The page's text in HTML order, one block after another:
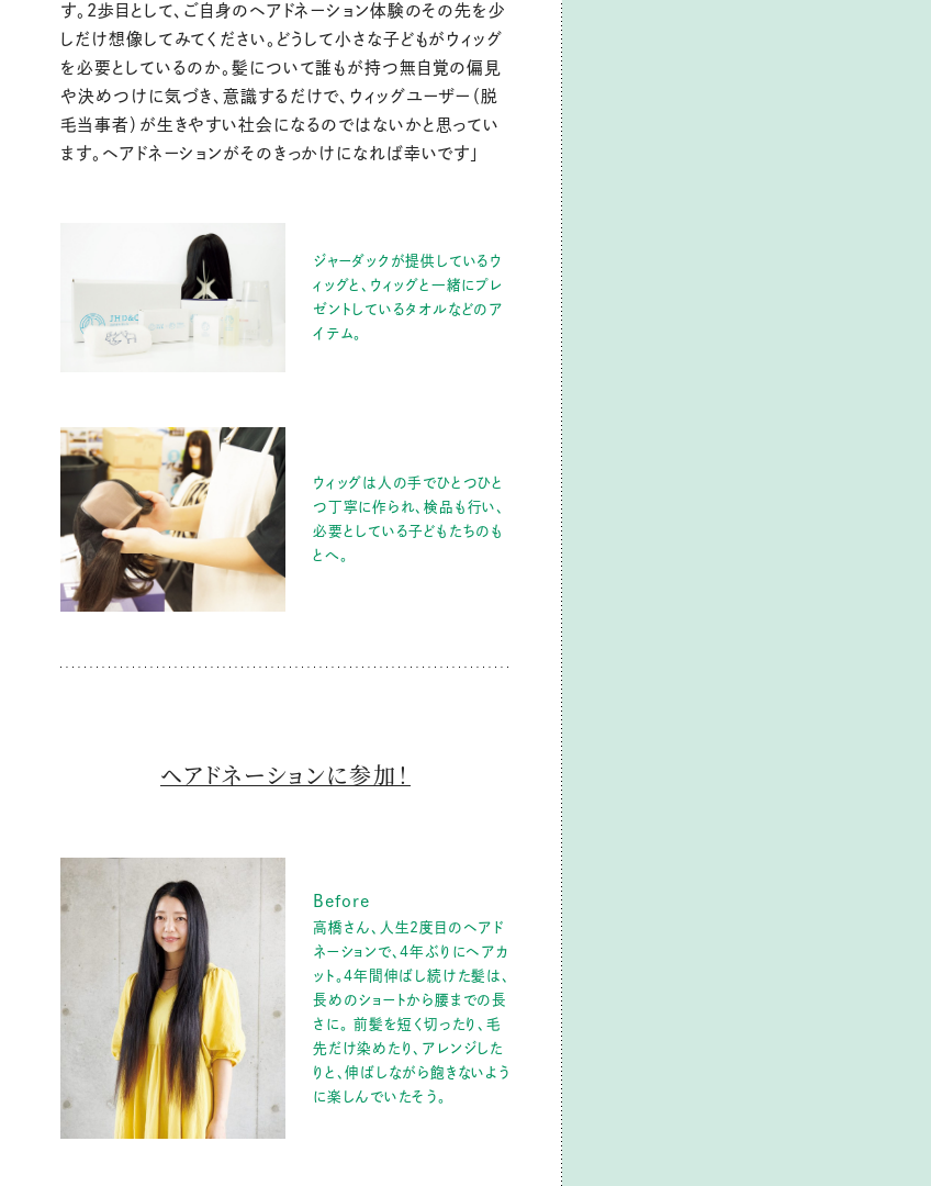
す。2歩目として、ご自身のヘアドネーション体験のその先を少
しだけ想像してみてください。どうして小さな子どもがウィッグ
を必要としているのか。髪について誰もが持つ無自覚の偏見
や決めつけに気づき、意識するだけで、ウィッグユーザー（脱
毛当事者）が生きやすい社会になるのではないかと思ってい
ます。ヘアドネーションがそのきっかけになれば幸いです」
ジャーダックが提供しているウ
ィッグと、ウィッグと一緒にプレ
ゼントしているタオルなどのア
イテム。
ウィッグは人の手でひとつひと
つ丁寧に作られ、検品も行い、
必要としている子どもたちのも
とへ。
ヘアドネーションに参加！
Before
高橋さん、人生2度目のヘアド
ネーションで、4年ぶりにヘアカ
ット。4年間伸ばし続けた髪は、
長めのショートから腰までの長
さに。 前髪を短く切ったり、毛
先だけ染めたり、アレンジした
りと、伸ばしながら飽きないよう
に楽しんでいたそう。